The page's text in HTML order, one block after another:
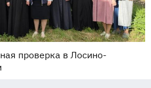
проверка в Лосино-